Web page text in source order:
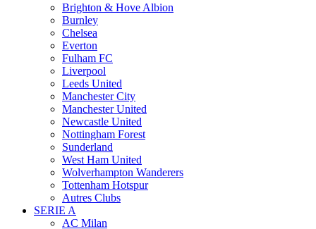
Brighton & Hove Albion
Burnley
Chelsea
Everton
Fulham FC
Liverpool
Leeds United
Manchester City
Manchester United
Newcastle United
Nottingham Forest
Sunderland
West Ham United
Wolverhampton Wanderers
Tottenham Hotspur
Autres Clubs
SERIE A
AC Milan